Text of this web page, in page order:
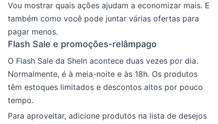
Vou mostrar quais ações ajudam a economizar mais. E
também como você pode juntar várias ofertas para
pagar menos.
Flash Sale e promoções-relâmpago
O Flash Sale da SheIn acontece duas vezes por dia.
Normalmente, é à meia-noite e às 18h. Os produtos
têm estoques limitados e descontos altos por pouco
tempo.
Para aproveitar, adicione produtos na lista de desejos